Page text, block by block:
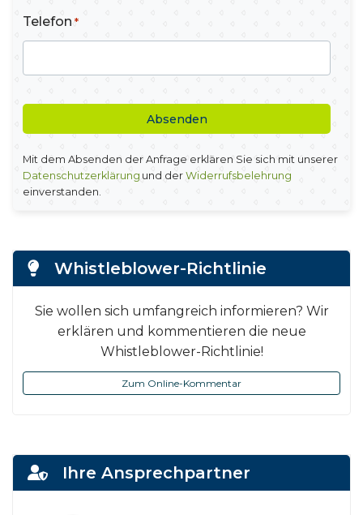
Telefon *
Alternative:
Mit dem Absenden der Anfrage erklären Sie sich mit unserer
Datenschutzerklärung und der Widerrufsbelehrung
einverstanden.
Whistleblower-Richtlinie
Sie wollen sich umfangreich informieren? Wir
erklären und kommentieren die neue
Whistleblower-Richtlinie!
Zum Online-Kommentar
Ihre Ansprechpartner